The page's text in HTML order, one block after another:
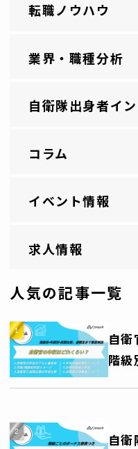
転職ノウハウ
業界・職種分析
自衛隊出身者イ
コラム
イベント情報
求人情報
人気の記事一覧
自衛
階級
退職
自衛